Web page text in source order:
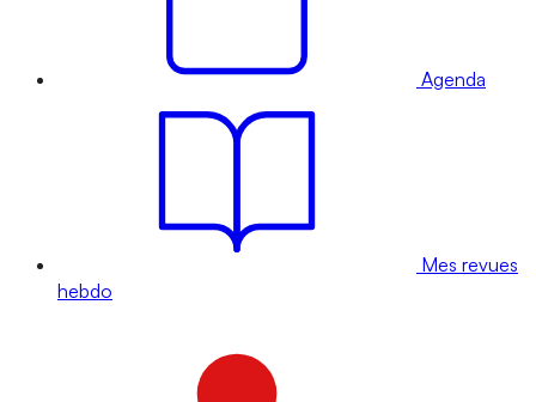
Agenda
Mes revues
hebdo